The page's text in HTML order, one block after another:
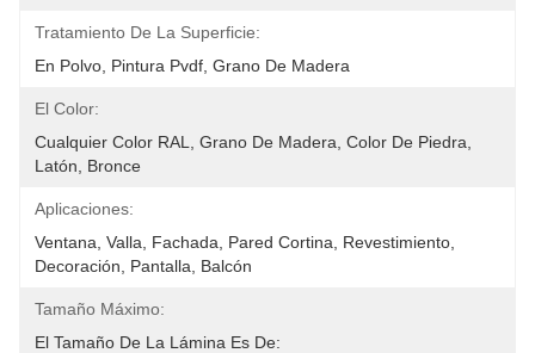
Tratamiento De La Superficie:
En Polvo, Pintura Pvdf, Grano De Madera
El Color:
Cualquier Color RAL, Grano De Madera, Color De Piedra,
Latón, Bronce
Aplicaciones:
Ventana, Valla, Fachada, Pared Cortina, Revestimiento,
Decoración, Pantalla, Balcón
Tamaño Máximo:
El Tamaño De La Lámina Es De: